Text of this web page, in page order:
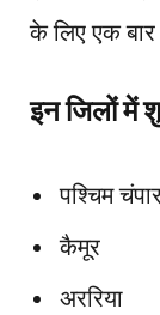
के लिए एक बार
इन जिलों में
पश्चिम
कैमूर
अररिया